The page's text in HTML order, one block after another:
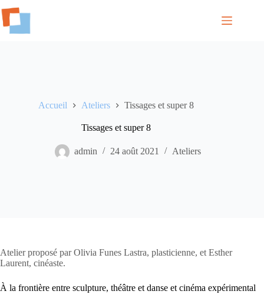
au
contenu
Accueil Ateliers Tissages et super 8
Tissages et super 8
admin 24 août 2021 Ateliers
Atelier proposé par Olivia Funes Lastra, plasticienne, et Esther
Laurent, cinéaste.
À la frontière entre sculpture, théâtre et danse et cinéma expérimental